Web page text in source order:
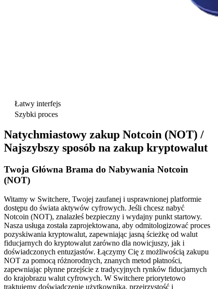
Łatwy interfejs
Szybki proces
Natychmiastowy zakup Notcoin (NOT) /
Najszybszy sposób na zakup kryptowalut
Twoja Główna Brama do Nabywania Notcoin
(NOT)
Witamy w Switchere, Twojej zaufanej i usprawnionej platformie
dostępu do świata aktywów cyfrowych. Jeśli chcesz nabyć
Notcoin (NOT), znalazłeś bezpieczny i wydajny punkt startowy.
Nasza usługa została zaprojektowana, aby odmitologizować proces
pozyskiwania kryptowalut, zapewniając jasną ścieżkę od walut
fiducjarnych do kryptowalut zarówno dla nowicjuszy, jak i
doświadczonych entuzjastów. Łączymy Cię z możliwością zakupu
NOT za pomocą różnorodnych, znanych metod płatności,
zapewniając płynne przejście z tradycyjnych rynków fiducjarnych
do krajobrazu walut cyfrowych. W Switchere priorytetowo
traktujemy doświadczenie użytkownika, przejrzystość i